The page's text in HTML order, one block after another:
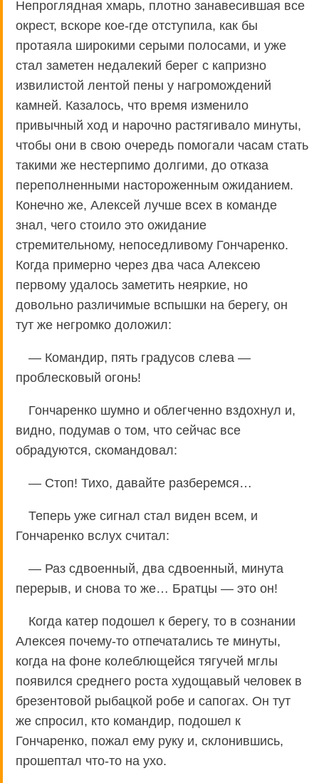
Непроглядная хмарь, плотно занавесившая все
окрест, вскоре кое-где отступила, как бы
протаяла широкими серыми полосами, и уже
стал заметен недалекий берег с капризно
извилистой лентой пены у нагромождений
камней. Казалось, что время изменило
привычный ход и нарочно растягивало минуты,
чтобы они в свою очередь помогали часам стать
такими же нестерпимо долгими, до отказа
переполненными настороженным ожиданием.
Конечно же, Алексей лучше всех в команде
знал, чего стоило это ожидание
стремительному, непоседливому Гончаренко.
Когда примерно через два часа Алексею
первому удалось заметить неяркие, но
довольно различимые вспышки на берегу, он
тут же негромко доложил:
— Командир, пять градусов слева —
проблесковый огонь!
Гончаренко шумно и облегченно вздохнул и,
видно, подумав о том, что сейчас все
обрадуются, скомандовал:
— Стоп! Тихо, давайте разберемся…
Теперь уже сигнал стал виден всем, и
Гончаренко вслух считал:
— Раз сдвоенный, два сдвоенный, минута
перерыв, и снова то же… Братцы — это он!
Когда катер подошел к берегу, то в сознании
Алексея почему-то отпечатались те минуты,
когда на фоне колеблющейся тягучей мглы
появился среднего роста худощавый человек в
брезентовой рыбацкой робе и сапогах. Он тут
же спросил, кто командир, подошел к
Гончаренко, пожал ему руку и, склонившись,
прошептал что-то на ухо.